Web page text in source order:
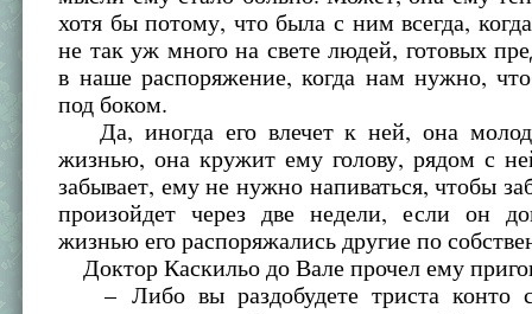
хотя бы потому, что была с ним всегда,
не так уж много на свете людей, готовых
в наше распоряжение, когда нам нужно,
под боком.
Да, иногда его влечет к ней, она
жизнью, она кружит ему голову, рядом с
забывает, ему не нужно напиваться, чтобы
произойдет через две недели, если он
жизнью его распоряжались другие по
Доктор Каскильо до Вале прочел ему
– Либо вы раздобудете триста конто